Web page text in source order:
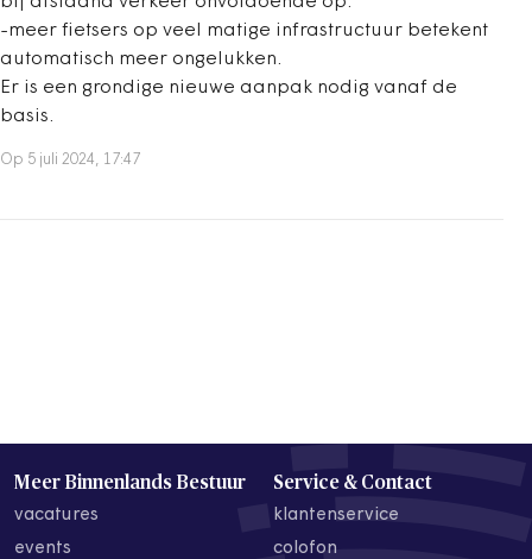
-meer fietsers op veel matige infrastructuur betekent
automatisch meer ongelukken.
Er is een grondige nieuwe aanpak nodig vanaf de
basis.
Op 5 juli 2024, 17:47
Meer Binnenlands Bestuur
vacatures
events
Service & Contact
klantenservice
colofon